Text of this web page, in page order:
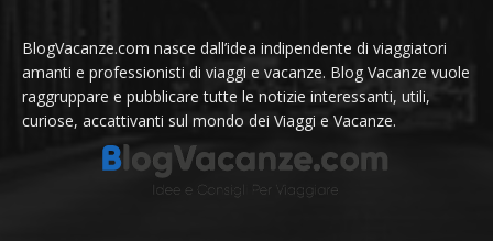
BlogVacanze.com nasce dall’idea indipendente di viaggiatori
amanti e professionisti di viaggi e vacanze. Blog Vacanze vuole
raggruppare e pubblicare tutte le notizie interessanti, utili,
curiose, accattivanti sul mondo dei Viaggi e Vacanze.